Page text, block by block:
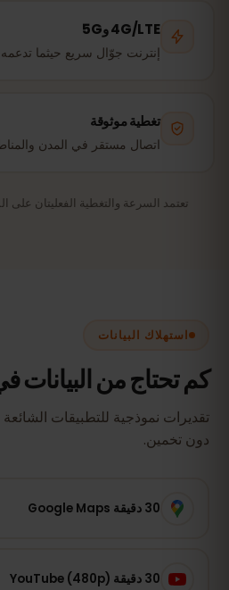
4G/LTE و5G
إنترنت جوّال سريع حيثما
تغطية موثوقة
اتصال مستقر في المدن
تعتمد السرعة والتغطية الفعليتان على
استهلاك البيانات
كم تحتاج من البيانات
تقديرات نموذجية للتطبيقات الشائعة
دون تخمين.
30 دقيقة Google Maps
30 دقيقة YouTube (480p)